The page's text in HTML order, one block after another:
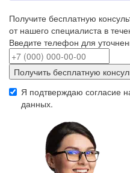
Получите бесплатную
от нашего специалиста в
Введите телефон для
Получить бесплатную
Я подтверждаю согласие
данных.